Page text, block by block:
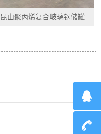
昆山聚丙烯复合玻璃钢储罐